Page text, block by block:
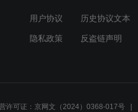
用户协议 历史协议文本
隐私政策 反盗链声明
许可证：京网文（2024）0368-017号